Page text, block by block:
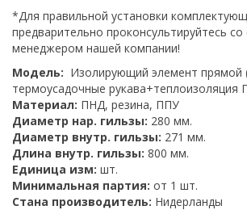
*Для правильной установки
предварительно проконсультируйтесь
менеджером нашей компании!
Модель: Изолирующий элемент прямой
термоусадочные рукава+теплоизоляция
Материал: ПНД, резина, ППУ
Диаметр нар. гильзы: 280 мм.
Диаметр внутр. гильзы: 271 мм.
Длина внутр. гильзы: 800 мм.
Единица изм: шт.
Минимальная партия: от 1 шт.
Стана производитель: Нидерланды